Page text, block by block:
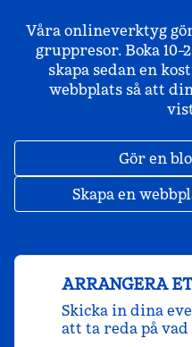
Våra onlineverktyg
gruppresor. Boka
skapa sedan en
webbplats så att
Gör en
Skapa en
ARRANGERA
Skicka in dina
att ta reda på